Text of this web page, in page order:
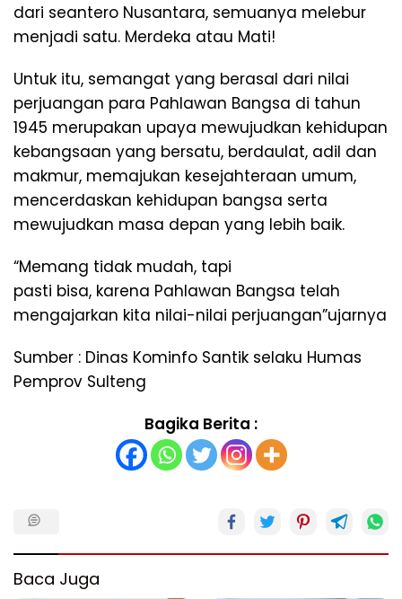
dari seantero Nusantara, semuanya melebur
menjadi satu. Merdeka atau Mati!
Untuk itu, semangat yang berasal dari nilai
perjuangan para Pahlawan Bangsa di tahun
1945 merupakan upaya mewujudkan kehidupan
kebangsaan yang bersatu, berdaulat, adil dan
makmur, memajukan kesejahteraan umum,
mencerdaskan kehidupan bangsa serta
mewujudkan masa depan yang lebih baik.
“Memang tidak mudah, tapi
pasti bisa, karena Pahlawan Bangsa telah
mengajarkan kita nilai-nilai perjuangan”ujarnya
Sumber : Dinas Kominfo Santik selaku Humas
Pemprov Sulteng
Bagika Berita :
Baca Juga